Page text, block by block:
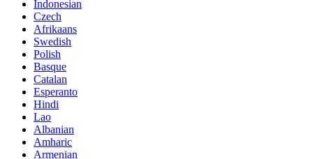
Indonesian
Czech
Afrikaans
Swedish
Polish
Basque
Catalan
Esperanto
Hindi
Lao
Albanian
Amharic
Armenian